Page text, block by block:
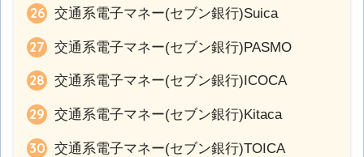
交通系電子マネー(セブン銀行)Suica
交通系電子マネー(セブン銀行)PASMO
交通系電子マネー(セブン銀行)ICOCA
交通系電子マネー(セブン銀行)Kitaca
交通系電子マネー(セブン銀行)TOICA